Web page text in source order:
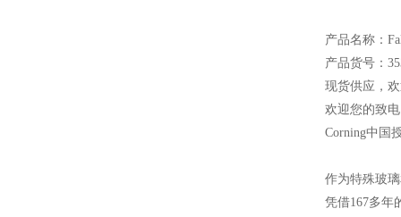
产品名称：
产品货号：
现货供应，
欢迎您的
Corning中国
作为特殊玻
凭借167多年